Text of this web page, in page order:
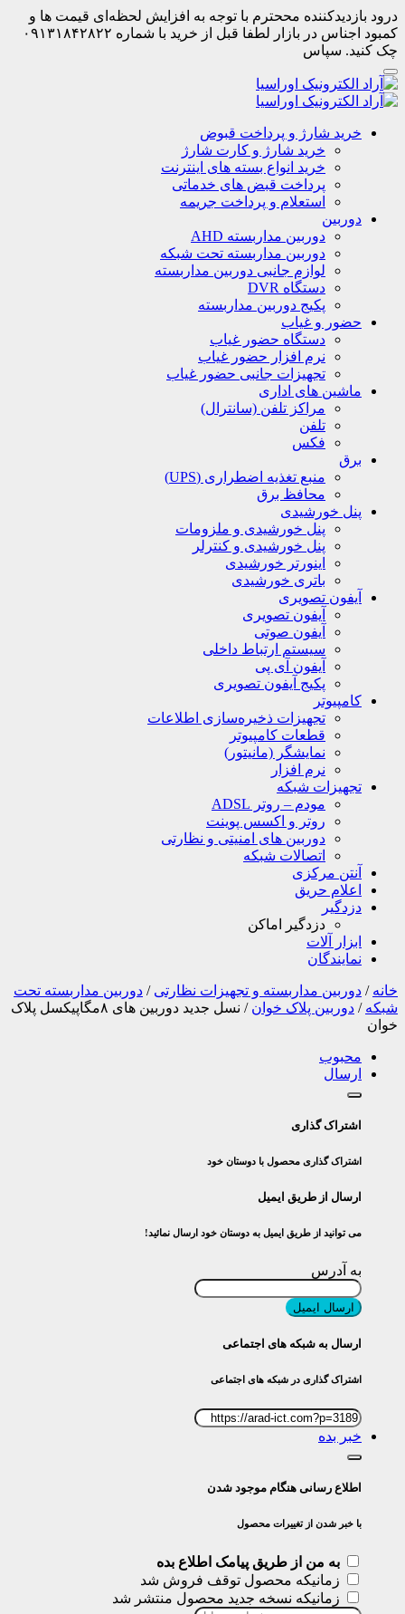
درود بازدیدکننده مححترم با توجه به افزایش لحظه‌ای قیمت ها و
کمبود اجناس در بازار لطفا قبل از خرید با شماره ۰۹۱۳۱۸۴۲۸۲۲
چک کنید. سپاس
خرید شارژ و پرداخت قبوض
خرید شارژ و کارت شارژ
خرید انواع بسته های اینترنت
پرداخت قبض های خدماتی
استعلام و پرداخت جریمه
دوربین
دوربین مداربسته AHD
دوربین مداربسته تحت شبکه
لوازم جانبی دوربین مداربسته
دستگاه DVR
پکیج دوربین مداربسته
حضور و غیاب
دستگاه حضور غیاب
نرم افزار حضور غیاب
تجهیزات جانبی حضور غیاب
ماشین های اداری
مراکز تلفن (سانترال)
تلفن
فکس
برق
منبع تغذیه اضطراری (UPS)
محافظ برق
پنل خورشیدی
پنل خورشیدی و ملزومات
پنل خورشیدی و کنترلر
اینورتر خورشیدی
باتری خورشیدی
آیفون تصویری
آیفون تصویری
آیفون صوتی
سیستم ارتباط داخلی
آیفون آی پی
پکیج آیفون تصویری
کامپیوتر
تجهیزات ذخیره‌سازی اطلاعات
قطعات کامپیوتر
نمایشگر (مانیتور)
نرم افزار
تجهیزات شبکه
مودم – روتر ADSL
روتر و اکسس پوینت
دوربین های امنیتی و نظارتی
اتصالات شبکه
آنتن مرکزی
اعلام حریق
دزدگیر
دزدگیر اماکن
ابزار آلات
نمایندگان
خانه / دوربین مداربسته و تجهیزات نظارتی / دوربین مداربسته تحت
شبکه / دوربین پلاک خوان /
نسل جدید دوربین های ۸مگاپیکسل پلاک
خوان
محبوب
ارسال
اشتراک گذاری
اشتراک گذاری محصول با دوستان خود
ارسال از طریق ایمیل
می توانید از طریق ایمیل به دوستان خود ارسال نمائید!
به آدرس
ارسال ایمیل
ارسال به شبکه های اجتماعی
اشتراک گذاری در شبکه های اجتماعی
خبر بده
اطلاع رسانی هنگام موجود شدن
با خبر شدن از تغییرات محصول
به من از طریق پیامک اطلاع بده
زمانیکه محصول توقف فروش شد
زمانیکه نسخه جدید محصول منتشر شد